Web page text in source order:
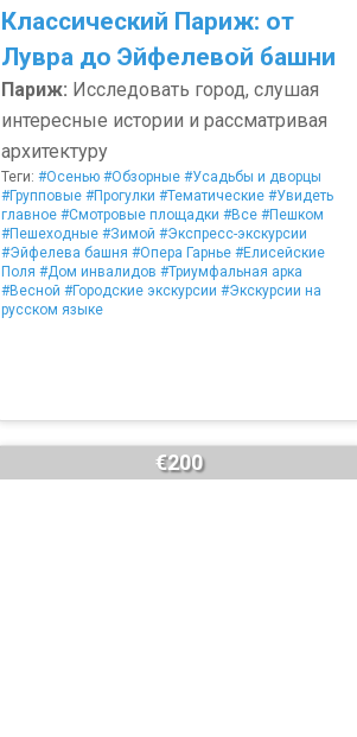
Классический Париж: от
Лувра до Эйфелевой башни
Париж: Исследовать город, слушая
интересные истории и рассматривая
архитектуру
Теги: #Осенью #Обзорные #Усадьбы и дворцы
#Групповые #Прогулки #Тематические #Увидеть
главное #Смотровые площадки #Все #Пешком
#Пешеходные #Зимой #Экспресс-экскурсии
#Эйфелева башня #Опера Гарнье #Елисейские
Поля #Дом инвалидов #Триумфальная арка
#Весной #Городские экскурсии #Экскурсии на
русском языке
€200